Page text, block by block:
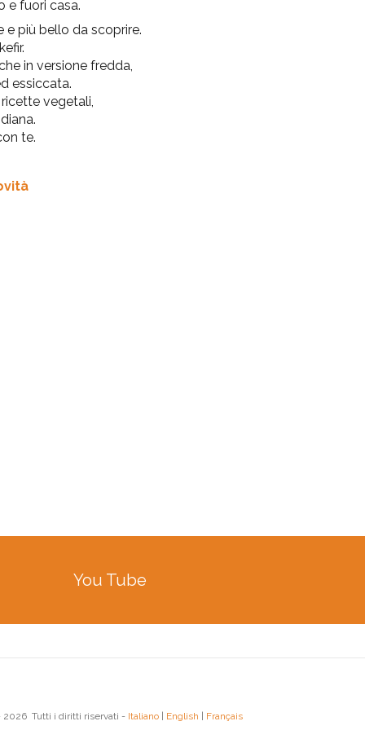
e fuori casa.
più bello da scoprire.
in versione fredda,
essiccata.
vegetali,
te.
You Tube
Tutti i diritti riservati - Italiano | English | Français